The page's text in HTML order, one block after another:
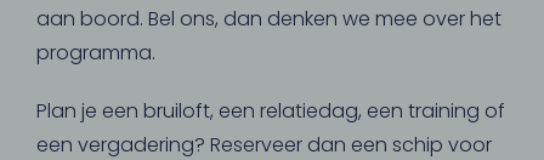
aan boord. Bel ons, dan denken we mee over het
programma.
Plan je een bruiloft, een relatiedag, een training of
een vergadering? Reserveer dan een schip voor